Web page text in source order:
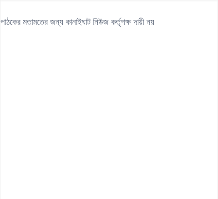
পাঠকের মতামতের জন্য কানাইঘাট নিউজ কর্তৃপক্ষ দায়ী নয়